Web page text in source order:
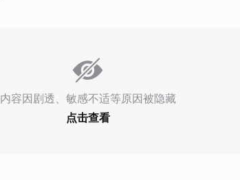
内容因剧透、敏感不适等原因被隐藏
点击查看